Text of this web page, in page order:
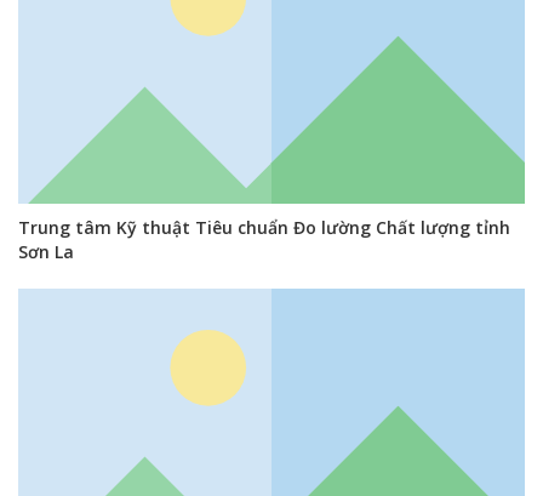
Trung tâm Kỹ thuật Tiêu chuẩn Đo lường Chất lượng tỉnh
Sơn La